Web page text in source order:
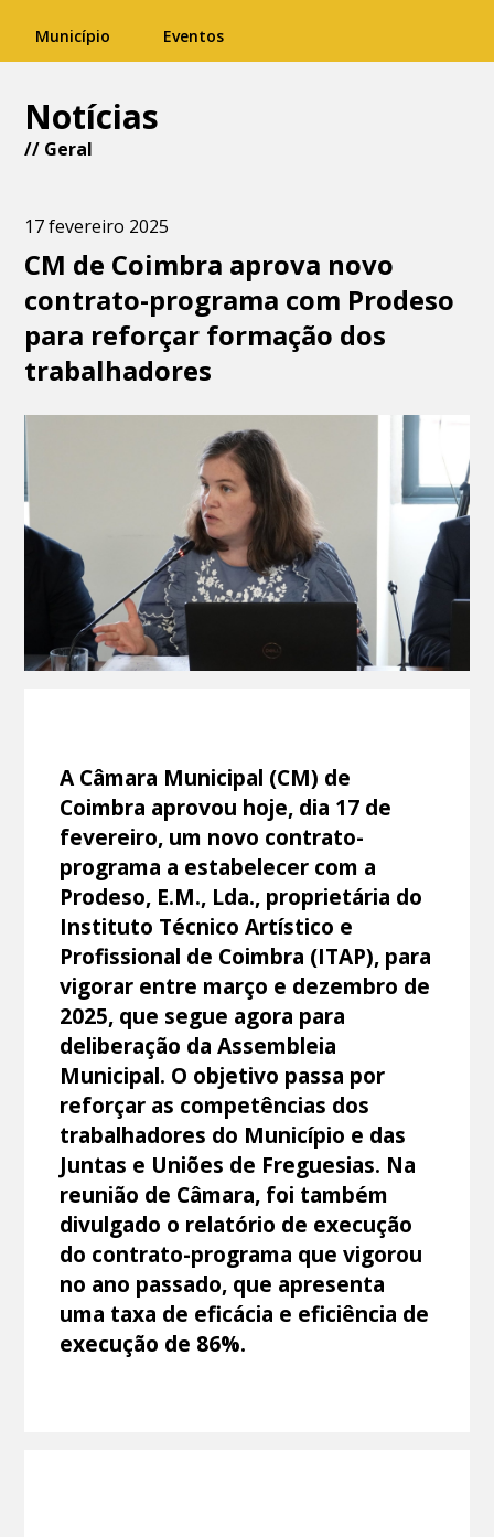
Município Eventos
Notícias
// Geral
17 fevereiro 2025
CM de Coimbra aprova novo
contrato-programa com Prodeso
para reforçar formação dos
trabalhadores
A Câmara Municipal (CM) de
Coimbra aprovou hoje, dia 17 de
fevereiro, um novo contrato-
programa a estabelecer com a
Prodeso, E.M., Lda., proprietária do
Instituto Técnico Artístico e
Profissional de Coimbra (ITAP), para
vigorar entre março e dezembro de
2025, que segue agora para
deliberação da Assembleia
Municipal. O objetivo passa por
reforçar as competências dos
trabalhadores do Município e das
Juntas e Uniões de Freguesias. Na
reunião de Câmara, foi também
divulgado o relatório de execução
do contrato-programa que vigorou
no ano passado, que apresenta
uma taxa de eficácia e eficiência de
execução de 86%.